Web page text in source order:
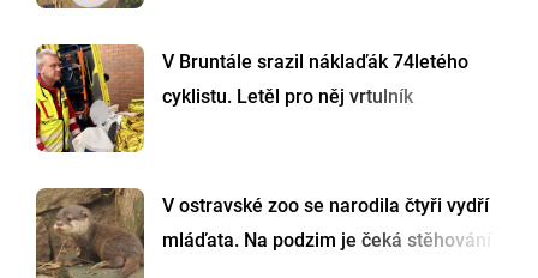
V Bruntále srazil náklaďák 74letého
cyklistu. Letěl pro něj vrtulník
V ostravské zoo se narodila čtyři vydří
mláďata. Na podzim je čeká stěhování